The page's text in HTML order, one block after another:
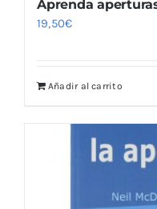
Aprenda
19,50€
Añadir al carrito